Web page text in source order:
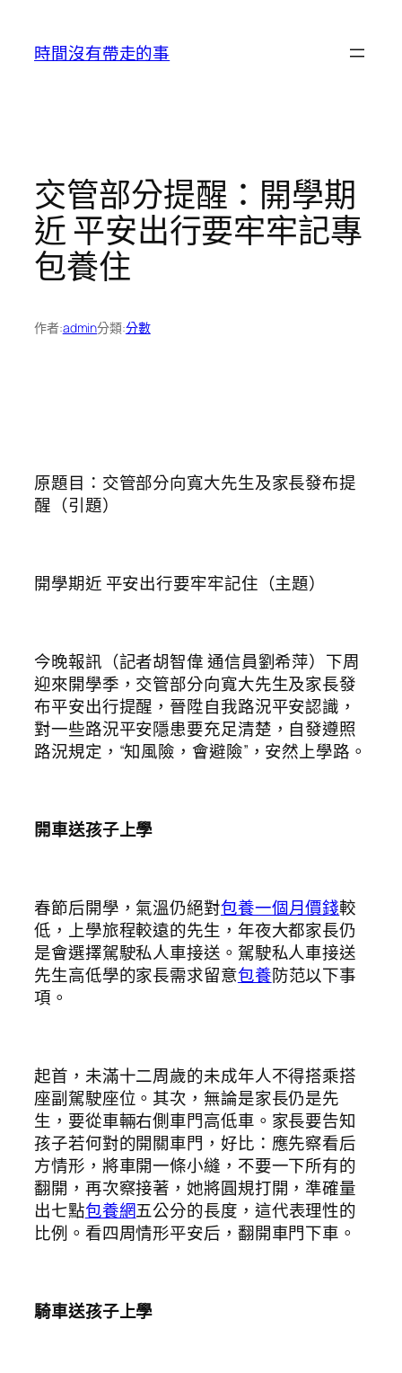
時間沒有帶走的事
交管部分提醒：開學期
近 平安出行要牢牢記專
包養住
作者:admin分類:分數
原題目：交管部分向寬大先生及家長發布提
醒（引題）
開學期近 平安出行要牢牢記住（主題）
今晚報訊（記者胡智偉 通信員劉希萍）下周
迎來開學季，交管部分向寬大先生及家長發
布平安出行提醒，晉陞自我路況平安認識，
對一些路況平安隱患要充足清楚，自發遵照
路況規定，“知風險，會避險”，安然上學路。
開車送孩子上學
春節后開學，氣溫仍絕對包養一個月價錢較
低，上學旅程較遠的先生，年夜大都家長仍
是會選擇駕駛私人車接送。駕駛私人車接送
先生高低學的家長需求留意包養防范以下事
項。
起首，未滿十二周歲的未成年人不得搭乘搭
座副駕駛座位。其次，無論是家長仍是先
生，要從車輛右側車門高低車。家長要告知
孩子若何對的開關車門，好比：應先察看后
方情形，將車開一條小縫，不要一下所有的
翻開，再次察接著，她將圓規打開，準確量
出七點包養網五公分的長度，這代表理性的
比例。看四周情形平安后，翻開車門下車。
騎車送孩子上學